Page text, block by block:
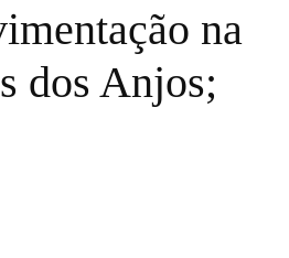
na
dos Anjos;